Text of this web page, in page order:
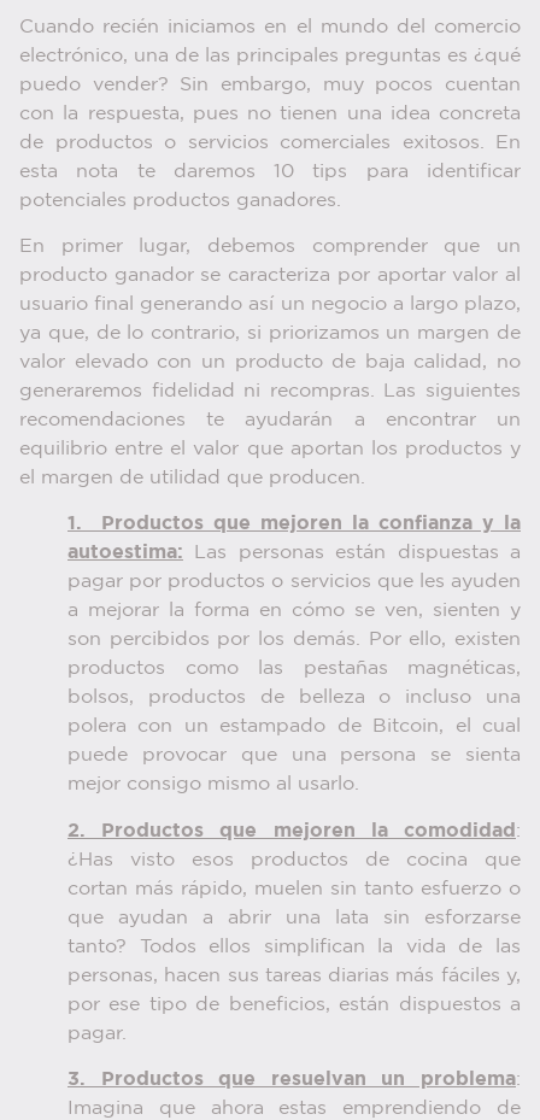
Cuando recién iniciamos en el mundo del comercio
electrónico, una de las principales preguntas es ¿qué
puedo vender? Sin embargo, muy pocos cuentan
con la respuesta, pues no tienen una idea concreta
de productos o servicios comerciales exitosos. En
esta nota te daremos 10 tips para identificar
potenciales productos ganadores.
En primer lugar, debemos comprender que un
producto ganador se caracteriza por aportar valor al
usuario final generando así un negocio a largo plazo,
ya que, de lo contrario, si priorizamos un margen de
valor elevado con un producto de baja calidad, no
generaremos fidelidad ni recompras. Las siguientes
recomendaciones te ayudarán a encontrar un
equilibrio entre el valor que aportan los productos y
el margen de utilidad que producen.
1. Productos que mejoren la confianza y la
autoestima: Las personas están dispuestas a
pagar por productos o servicios que les ayuden
a mejorar la forma en cómo se ven, sienten y
son percibidos por los demás. Por ello, existen
productos como las pestañas magnéticas,
bolsos, productos de belleza o incluso una
polera con un estampado de Bitcoin, el cual
puede provocar que una persona se sienta
mejor consigo mismo al usarlo.
2. Productos que mejoren la comodidad :
¿Has visto esos productos de cocina que
cortan más rápido, muelen sin tanto esfuerzo o
que ayudan a abrir una lata sin esforzarse
tanto? Todos ellos simplifican la vida de las
personas, hacen sus tareas diarias más fáciles y,
por ese tipo de beneficios, están dispuestos a
pagar.
3. Productos que resuelvan un problema:
Imagina que ahora estas emprendiendo de